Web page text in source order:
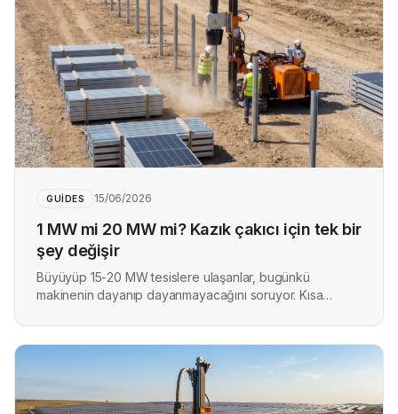
GUIDES 15/06/2026
1 MW mi 20 MW mi? Kazık çakıcı için tek bir
şey değişir
Büyüyüp 15-20 MW tesislere ulaşanlar, bugünkü
makinenin dayanıp dayanmayacağını soruyor. Kısa
planlama değişkenidir. İşte nedeni ve büyük bir saha
öncesinde gerçekten bilmeniz gerekenler.